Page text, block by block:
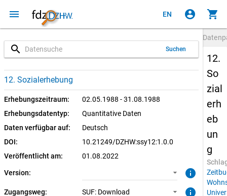
menu EN account_circle shopping_cart
search Suchen
12. Sozialerhebung
Erhebungszeitraum:
02.05.1988 - 31.08.1988
Erhebungsdatentyp:
Quantitative Daten
Daten verfügbar auf:
Deutsch
DOI:
10.21249/DZHW:ssy12:1.0.0
Veröffentlicht am:
01.08.2022
Version:
1.0.0 (aktuell)
info
Zugangsweg: SUF: Download
SUF: Download
info
12.
So
zial
erh
eb
un
g